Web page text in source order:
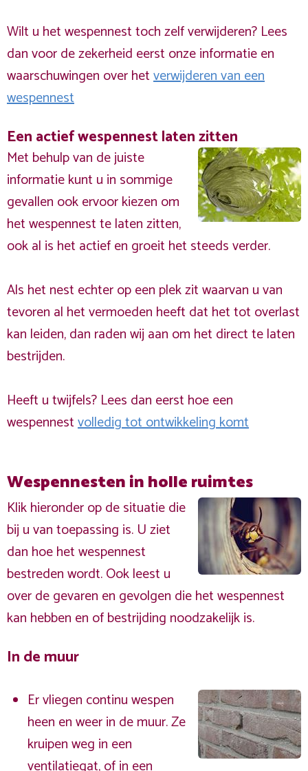
Wilt u het wespennest toch zelf verwijderen? Lees
dan voor de zekerheid eerst onze informatie en
waarschuwingen over hetverwijderen van een
wespennest
Een actief wespennest laten zitten
Met behulp van de juiste
informatie kunt u in sommige
gevallen ook ervoor kiezen om
het wespennest te laten zitten,
ook al is het actief en groeit het steeds verder.
Als het nest echter op een plek zit waarvan u van
tevoren al het vermoeden heeft dat het tot overlast
kan leiden, dan raden wij aan om het direct te laten
bestrijden.
Heeft u twijfels? Lees dan eerst hoe een
wespennestvolledig tot ontwikkeling komt
Wespennesten in holle ruimtes
Klik hieronder op de situatie die
bij u van toepassing is. U ziet
dan hoe het wespennest
bestreden wordt. Ook leest u
over de gevaren en gevolgen die het wespennest
kan hebben en of bestrijding noodzakelijk is.
In de muur
Er vliegen continu wespen
heen en weer in de muur. Ze
kruipen weg in een